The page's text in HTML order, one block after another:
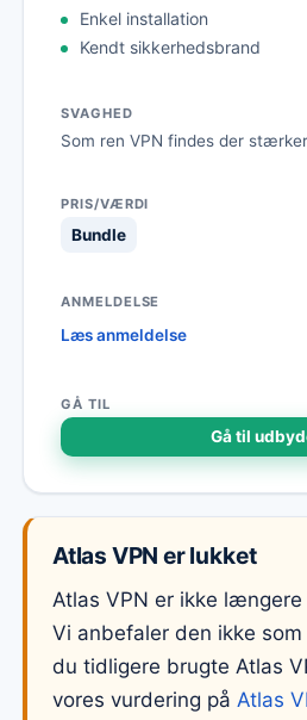
Enkel installation
Kendt sikkerhedsbrand
Som ren VPN findes der
Bundle
Læs anmeldelse
Gå til
Atlas VPN er lukket
Atlas VPN er ikke
Vi anbefaler den ikke
du tidligere brugte Atlas
vores vurdering på Atlas